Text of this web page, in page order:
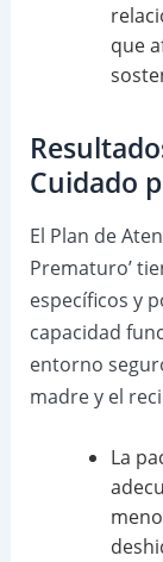
que
Cuidado
El Plan de
Prematuro’
específicos y
capacidad
entorno
madre y el
La